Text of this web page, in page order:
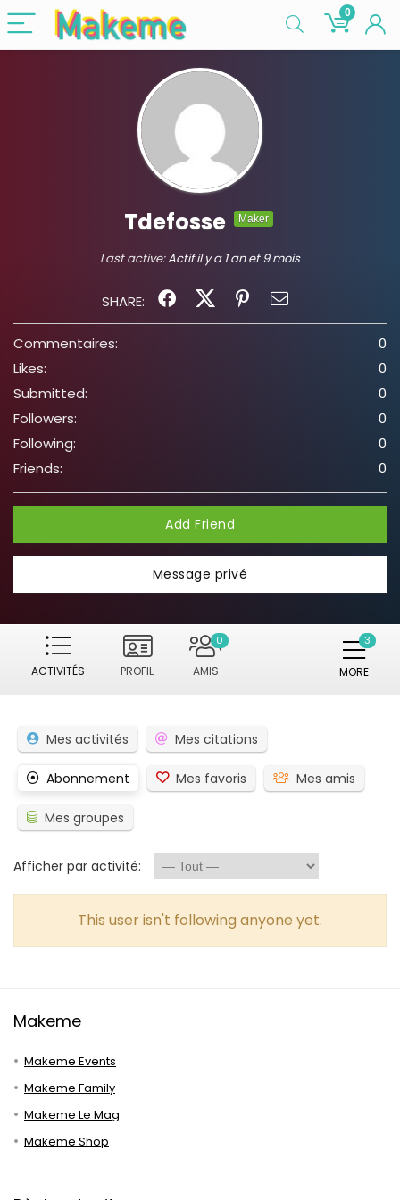
0
Tdefosse Maker
Last active:Actif il y a 1 an et 9 mois
SHARE:
Commentaires:
0
Likes:
0
Submitted:
0
Followers:
0
Following:
0
Friends:
0
Add Friend
Message privé
ACTIVITÉS PROFIL AMIS
0
MORE
Mes activités Mes citations
Abonnement Mes favoris Mes amis
Mes groupes
Afficher par activité:
This user isn't following anyone yet.
Makeme
Makeme Events
Makeme Family
Makeme Le Mag
Makeme Shop